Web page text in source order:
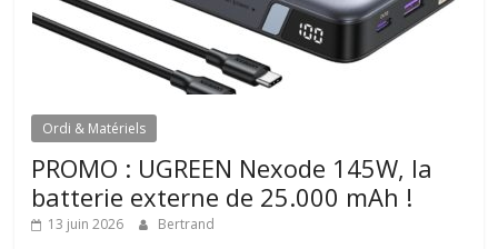
Ordi & Matériels
PROMO : UGREEN Nexode 145W, la
batterie externe de 25.000 mAh !
13 juin 2026 Bertrand